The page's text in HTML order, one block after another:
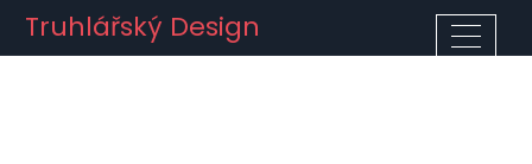
Truhlářský Design